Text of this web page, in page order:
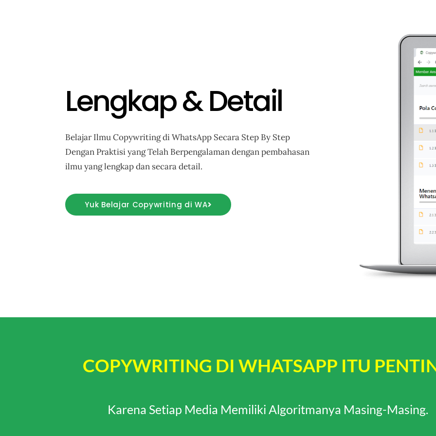
Lengkap & Detail
Belajar Ilmu Copywriting di WhatsApp Secara Step By Step
Dengan Praktisi yang Telah Berpengalaman dengan pembahasan
ilmu yang lengkap dan secara detail.
Yuk Belajar Copywriting di WA
COPYWRITING DI WHATSAPP ITU
Karena Setiap Media Memiliki Algoritmanya Masing-Masing.